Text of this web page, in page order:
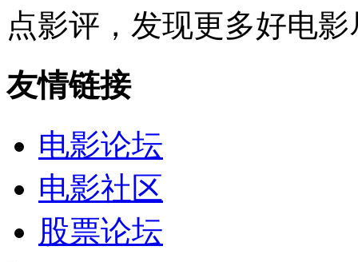
点影评，发现更多好电
友情链接
电影论坛
电影社区
股票论坛